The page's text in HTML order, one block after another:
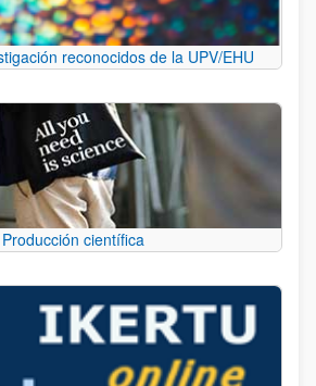
reconocidos de la UPV/EHU
Producción científica